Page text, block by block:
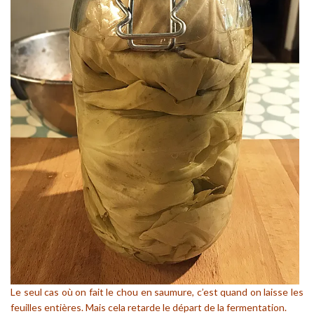
Le seul cas où on fait le chou en saumure, c’est quand on laisse les
feuilles entières. Mais cela retarde le départ de la fermentation.